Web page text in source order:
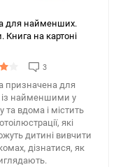
для найменших.
Книга на картоні
3
призначена для
із найменшими у
та вдома і містить
які
дитині вивчити
дізнатися, як